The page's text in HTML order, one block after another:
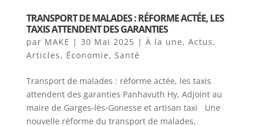
TRANSPORT DE MALADES : RÉFORME ACTÉE, LES
TAXIS ATTENDENT DES GARANTIES
par MAKE | 30 Mai 2025 | À la une, Actus,
Articles, Économie, Santé
Transport de malades : réforme actée, les taxis
attendent des garanties Panhavuth Hy, Adjoint au
maire de Garges-lès-Gonesse et artisan taxi Une
nouvelle réforme du transport de malades,